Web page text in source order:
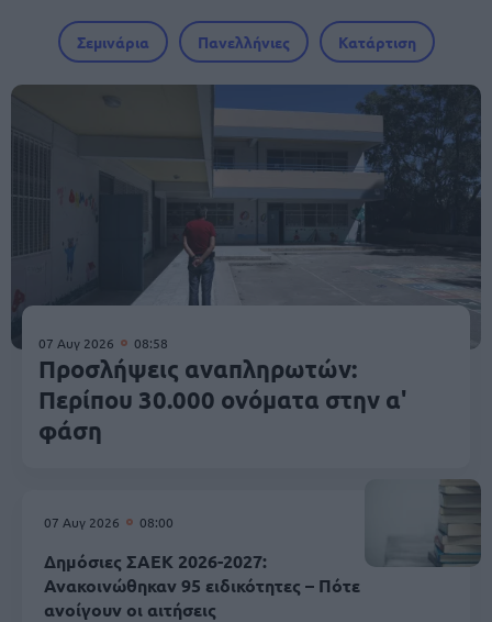
Σεμινάρια Πανελλήνιες Κατάρτιση
07 Αυγ 2026 08:58
Προσλήψεις αναπληρωτών:
Περίπου 30.000 ονόματα στην α'
φάση
07 Αυγ 2026 08:00
Δημόσιες ΣΑΕΚ 2026-2027:
Ανακοινώθηκαν 95 ειδικότητες – Πότε
ανοίγουν οι αιτήσεις